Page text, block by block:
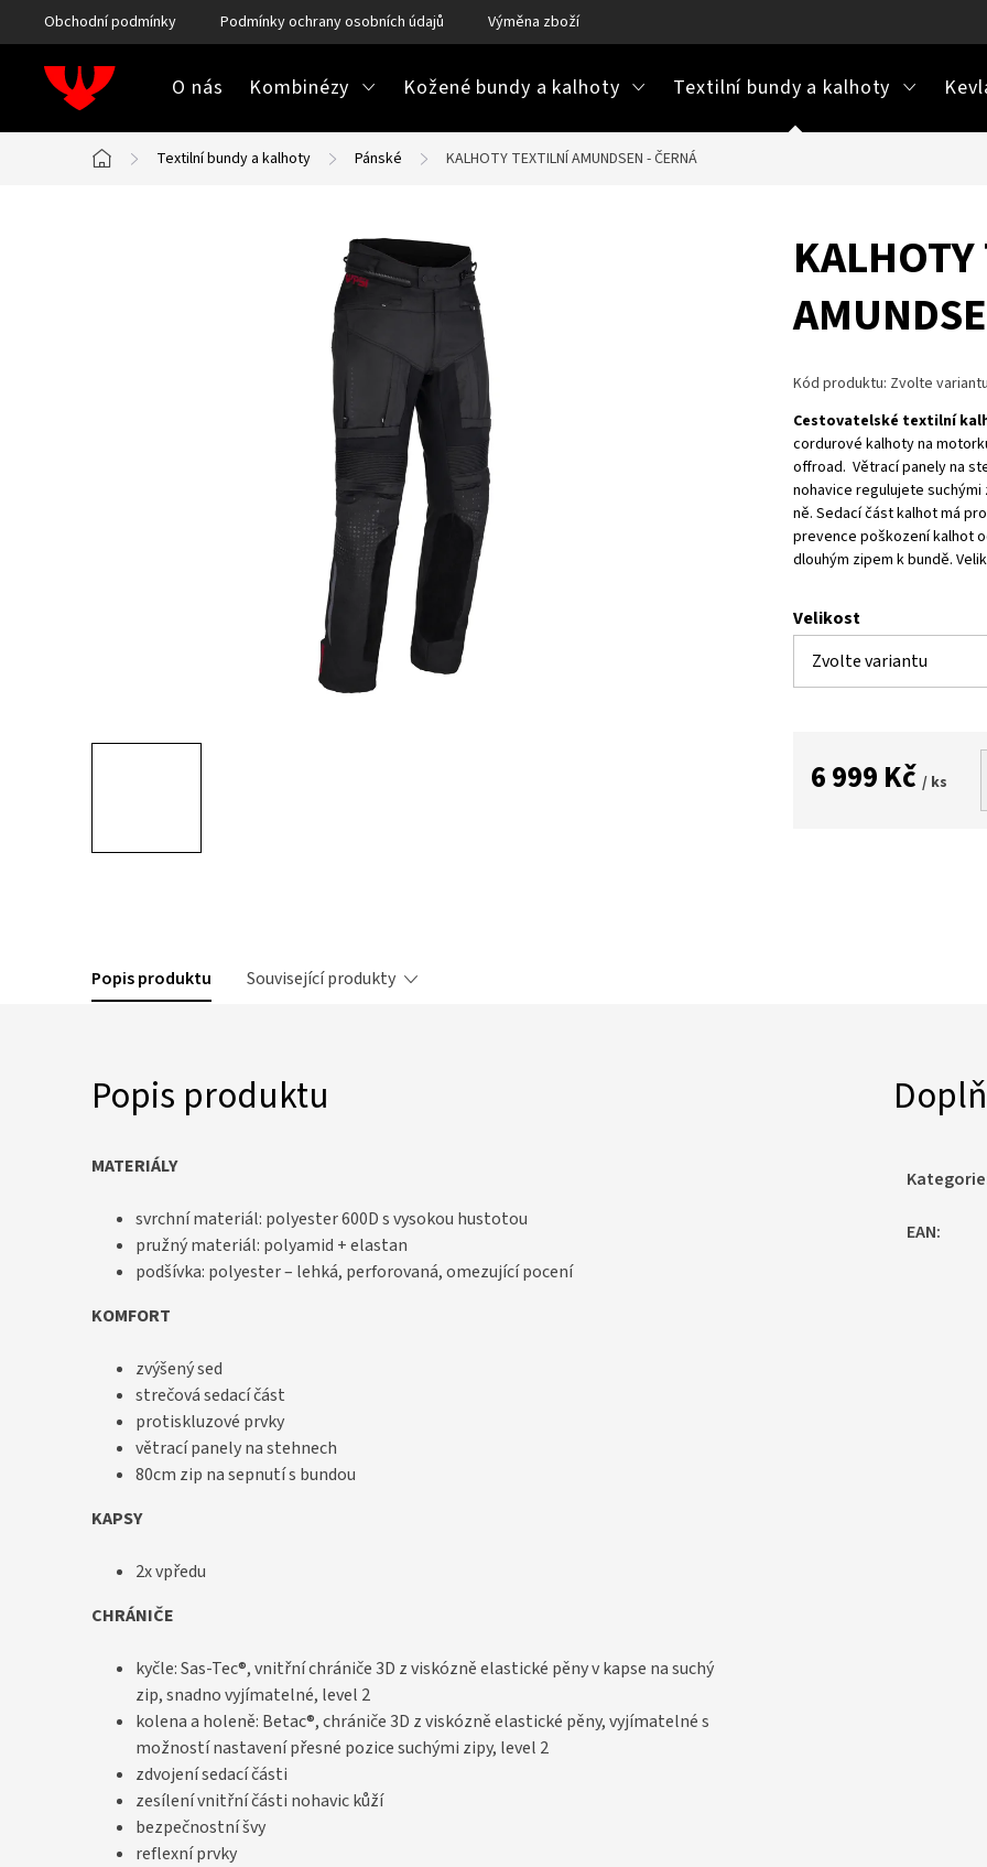
na
obsah
Obchodní podmínky Podmínky ochrany osobních údajů Výměna zboží
O nás Kombinézy Kožené bundy a kalhoty Textilní bundy a kalhoty
Domů
Textilní bundy a kalhoty Pánské KALHOTY TEXTILNÍ AMUNDSEN - ČERNÁ
Kód produktu: Zvolte variantu
Cestovatelské textilní
cordurové kalhoty na
offroad. Větrací panely na
nohavice regulujete
ně. Sedací část kalhot má
prevence poškození kalhot
dlouhým zipem k bundě.
Velikost
6 999 Kč / ks
Popis produktu Související produkty
Popis produktu
MATERIÁLY
svrchní materiál: polyester 600D s vysokou hustotou
pružný materiál: polyamid + elastan
podšívka: polyester – lehká, perforovaná, omezující pocení
KOMFORT
zvýšený sed
strečová sedací část
protiskluzové prvky
větrací panely na stehnech
80cm zip na sepnutí s bundou
KAPSY
2x vpředu
CHRÁNIČE
kyčle: Sas-Tec®, vnitřní chrániče 3D z viskózně elastické pěny v kapse na suchý
zip, snadno vyjímatelné, level 2
kolena a holeně: Betac®, chrániče 3D z viskózně elastické pěny, vyjímatelné s
možností nastavení přesné pozice suchými zipy, level 2
zdvojení sedací části
zesílení vnitřní části nohavic kůží
bezpečnostní švy
reflexní prvky
Kategorie
EAN: